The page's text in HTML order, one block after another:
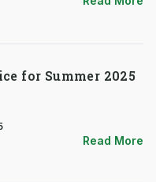
for Summer 2025
Read More